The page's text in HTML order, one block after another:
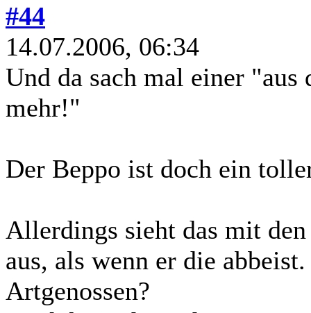
#44
14.07.2006, 06:34
Und da sach mal einer
mehr!"
Der Beppo ist doch ein
Allerdings sieht das mit
aus, als wenn er die
Artgenossen?